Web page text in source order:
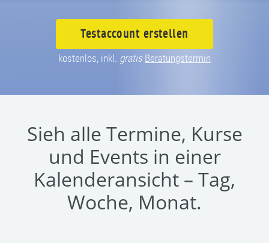
Testaccount erstellen
kostenlos, inkl. gratis Beratungstermin
Sieh alle Termine, Kurse
und Events in einer
Kalenderansicht – Tag,
Woche, Monat.